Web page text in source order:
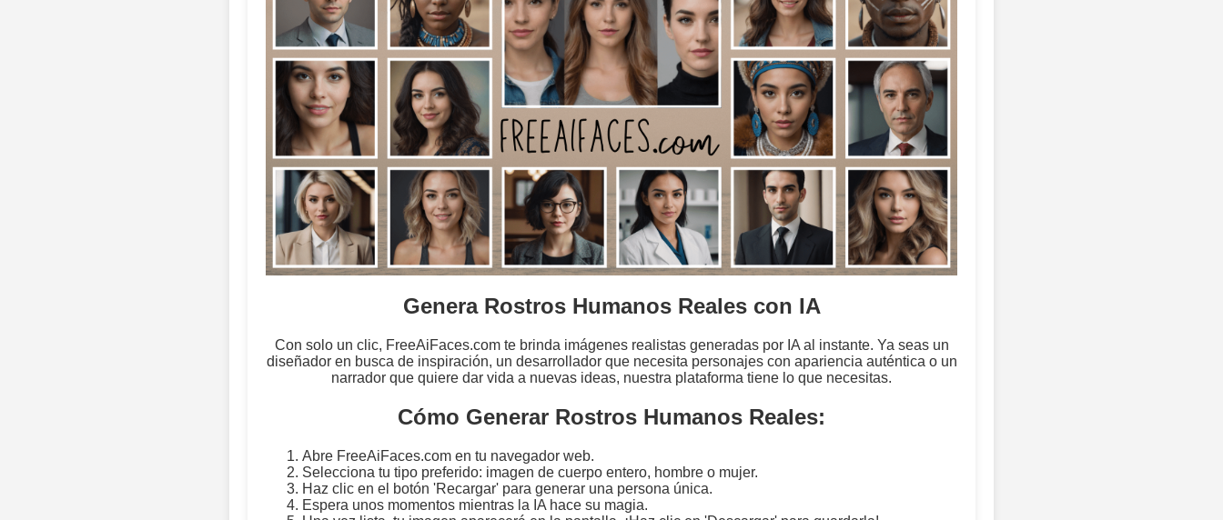
Genera Rostros Humanos Reales con IA
Con solo un clic, FreeAiFaces.com te brinda imágenes realistas generadas por IA al instante. Ya seas un
diseñador en busca de inspiración, un desarrollador que necesita personajes con apariencia auténtica o un
narrador que quiere dar vida a nuevas ideas, nuestra plataforma tiene lo que necesitas.
Cómo Generar Rostros Humanos Reales:
Abre FreeAiFaces.com en tu navegador web.
Selecciona tu tipo preferido: imagen de cuerpo entero, hombre o mujer.
Haz clic en el botón 'Recargar' para generar una persona única.
Espera unos momentos mientras la IA hace su magia.